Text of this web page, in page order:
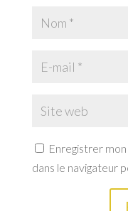
Enregistrer
dans le navigateur